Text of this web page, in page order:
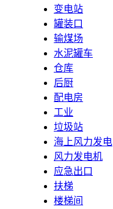
变电站
罐装口
输煤场
水泥罐车
仓库
后厨
配电房
工业
垃圾站
海上风力发电
风力发电机
应急出口
扶梯
楼梯间